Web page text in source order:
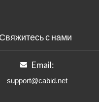
Свяжитесь с нами
Email:
support@cabid.net